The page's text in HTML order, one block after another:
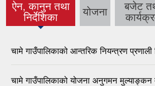
ऐन, कानुन तथा
निर्देशिका
योजना
बजेट
चामे गाउँपालिकाको आन्तरिक नियन्त्रण प्रणाली
चामे गाउँपालिकाको योजना अनुगमन मुल्याङ्कन